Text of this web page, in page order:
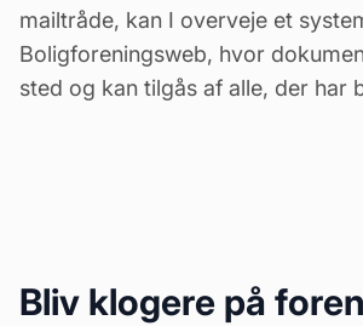
mailtråde, kan I overveje et
Boligforeningsweb, hvor
sted og kan tilgås af alle, der har
Bliv klogere på